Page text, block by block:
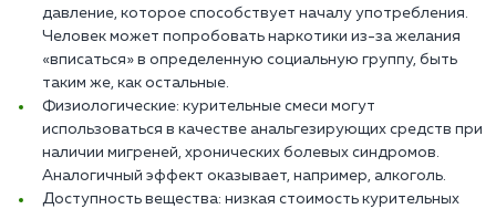
давление, которое способствует началу употребления.
Человек может попробовать наркотики из-за желания
«вписаться» в определенную социальную группу, быть
таким же, как остальные.
Физиологические: курительные смеси могут
использоваться в качестве анальгезирующих средств при
наличии мигреней, хронических болевых синдромов.
Аналогичный эффект оказывает, например, алкоголь.
Доступность вещества: низкая стоимость курительных